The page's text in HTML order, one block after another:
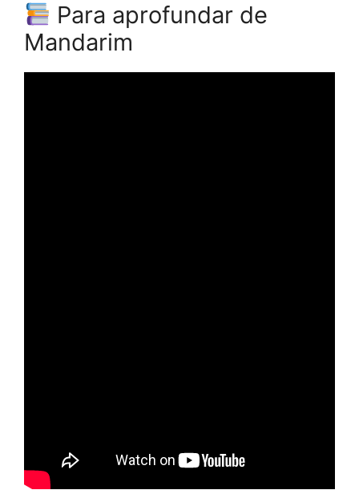
Para aprofundar de
Mandarim